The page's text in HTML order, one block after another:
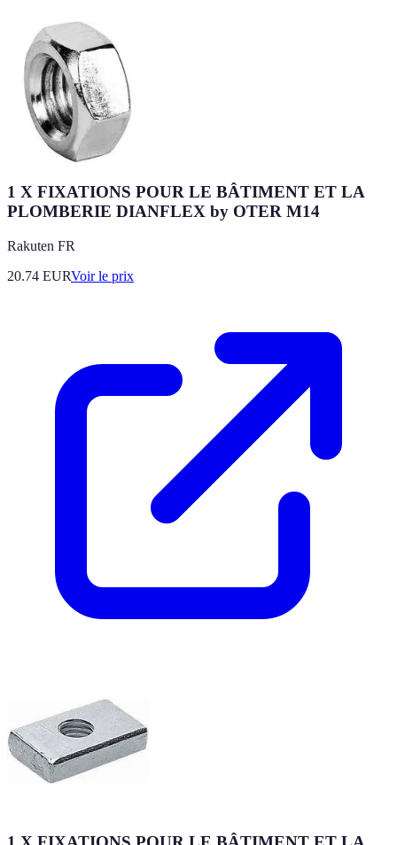
1 X FIXATIONS POUR LE BÂTIMENT ET LA
PLOMBERIE DIANFLEX by OTER M14
Rakuten FR
20.74 EURVoir le prix